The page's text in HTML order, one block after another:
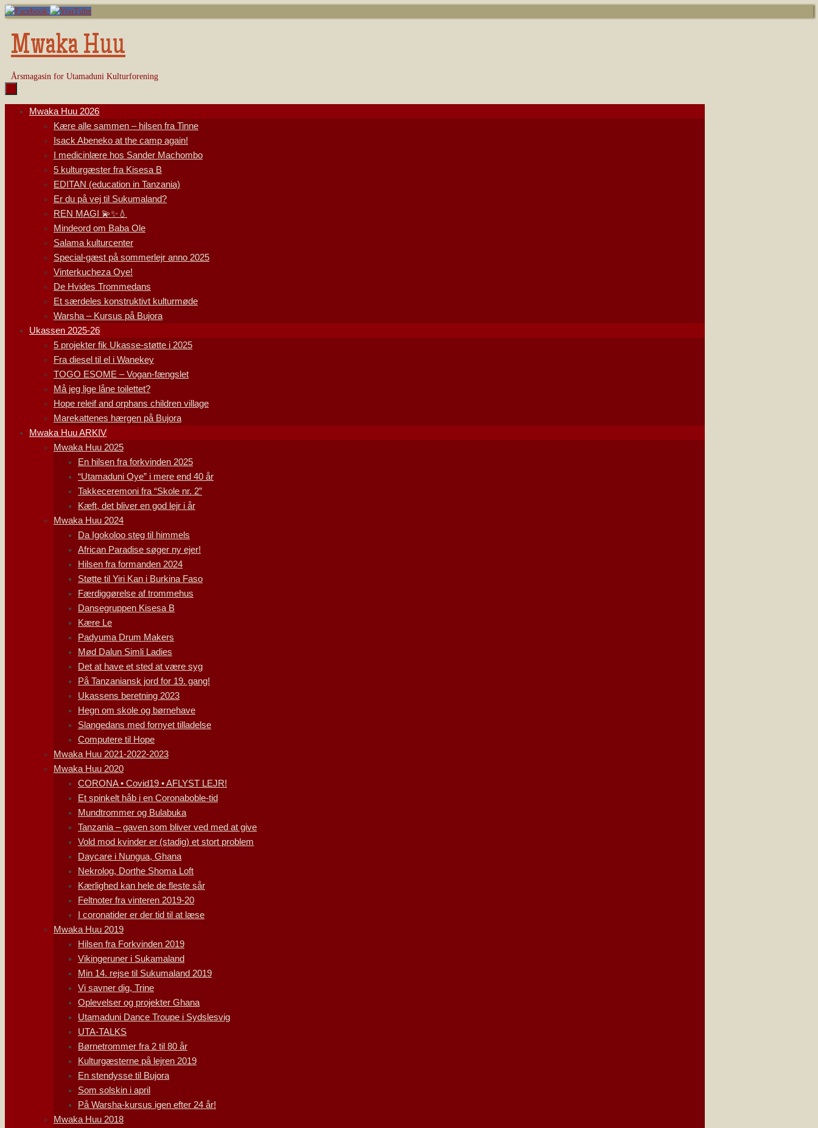
Skip
content
Mwaka Huu
Årsmagasin for Utamaduni Kulturforening
Mwaka Huu 2026
Kære alle sammen – hilsen fra Tinne
Isack Abeneko at the camp again!
I medicinlære hos Sander Machombo
5 kulturgæster fra Kisesa B
EDITAN (education in Tanzania)
Er du på vej til Sukumaland?
REN MAGI 💫✨💧
Mindeord om Baba Ole
Salama kulturcenter
Special-gæst på sommerlejr anno 2025
Vinterkucheza Oye!
De Hvides Trommedans
Et særdeles konstruktivt kulturmøde
Warsha – Kursus på Bujora
Ukassen 2025-26
5 projekter fik Ukasse-støtte i 2025
Fra diesel til el i Wanekey
TOGO ESOME – Vogan-fængslet
Må jeg lige låne toilettet?
Hope releif and orphans children village
Marekattenes hærgen på Bujora
Mwaka Huu ARKIV
Mwaka Huu 2025
En hilsen fra forkvinden 2025
“Utamaduni Oye” i mere end 40 år
Takkeceremoni fra “Skole nr. 2”
Kæft, det bliver en god lejr i år
Mwaka Huu 2024
Da Igokoloo steg til himmels
African Paradise søger ny ejer!
Hilsen fra formanden 2024
Støtte til Yiri Kan i Burkina Faso
Færdiggørelse af trommehus
Dansegruppen Kisesa B
Kære Le
Padyuma Drum Makers
Mød Dalun Simli Ladies
Det at have et sted at være syg
På Tanzaniansk jord for 19. gang!
Ukassens beretning 2023
Hegn om skole og børnehave
Slangedans med fornyet tilladelse
Computere til Hope
Mwaka Huu 2021-2022-2023
Mwaka Huu 2020
CORONA • Covid19 • AFLYST LEJR!
Et spinkelt håb i en Coronaboble-tid
Mundtrommer og Bulabuka
Tanzania – gaven som bliver ved med at give
Vold mod kvinder er (stadig) et stort problem
Daycare i Nungua, Ghana
Nekrolog, Dorthe Shoma Loft
Kærlighed kan hele de fleste sår
Feltnoter fra vinteren 2019-20
I coronatider er der tid til at læse
Mwaka Huu 2019
Hilsen fra Forkvinden 2019
Vikingeruner i Sukamaland
Min 14. rejse til Sukumaland 2019
Vi savner dig, Trine
Oplevelser og projekter Ghana
Utamaduni Dance Troupe i Sydslesvig
UTA-TALKS
Børnetrommer fra 2 til 80 år
Kulturgæsterne på lejren 2019
En stendysse til Bujora
Som solskin i april
På Warsha-kursus igen efter 24 år!
Mwaka Huu 2018